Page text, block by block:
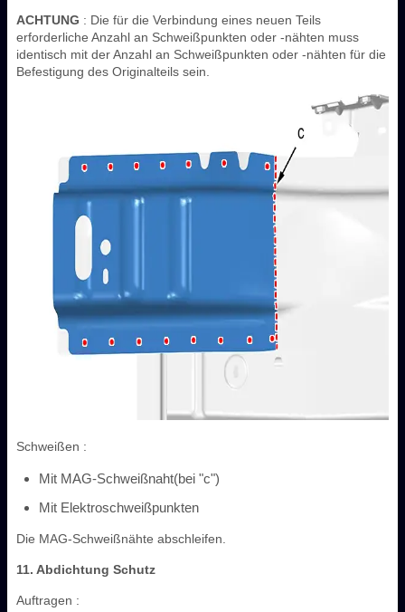
ACHTUNG : Die für die Verbindung eines neuen Teils
erforderliche Anzahl an Schweißpunkten oder -nähten muss
identisch mit der Anzahl an Schweißpunkten oder -nähten für die
Befestigung des Originalteils sein.
Schweißen :
Mit MAG-Schweißnaht(bei "c")
Mit Elektroschweißpunkten
Die MAG-Schweißnähte abschleifen.
11. Abdichtung Schutz
Auftragen :